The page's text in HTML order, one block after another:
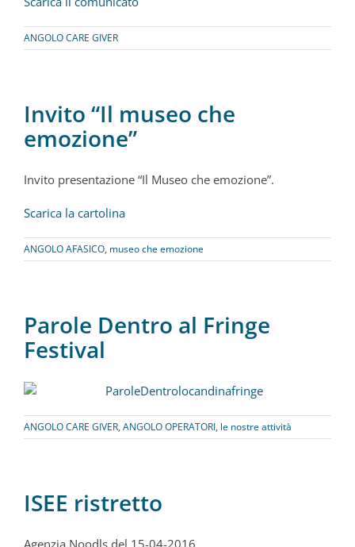
ANGOLO CARE GIVER
Invito “Il museo che
emozione”
Invito presentazione “Il Museo che emozione”.
Scarica la cartolina
ANGOLO AFASICO, museo che emozione
Parole Dentro al Fringe
Festival
ANGOLO CARE GIVER, ANGOLO OPERATORI, le nostre attività
ISEE ristretto
Agenzia Noodls del 15-04-2016